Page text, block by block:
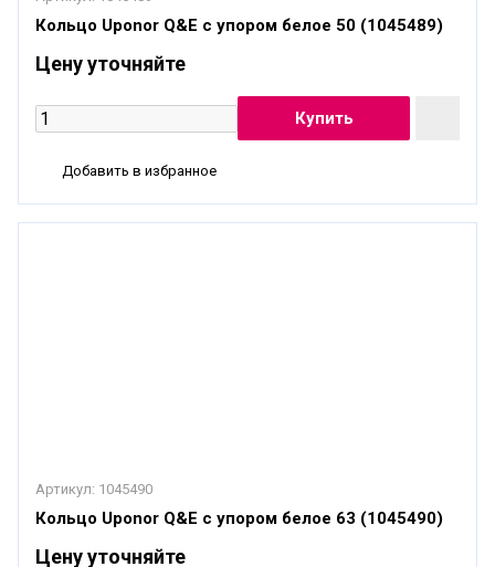
Кольцо Uponor Q&E с упором белое 50 (1045489)
Цену уточняйте
Добавить в избранное
Артикул: 1045490
Кольцо Uponor Q&E с упором белое 63 (1045490)
Цену уточняйте